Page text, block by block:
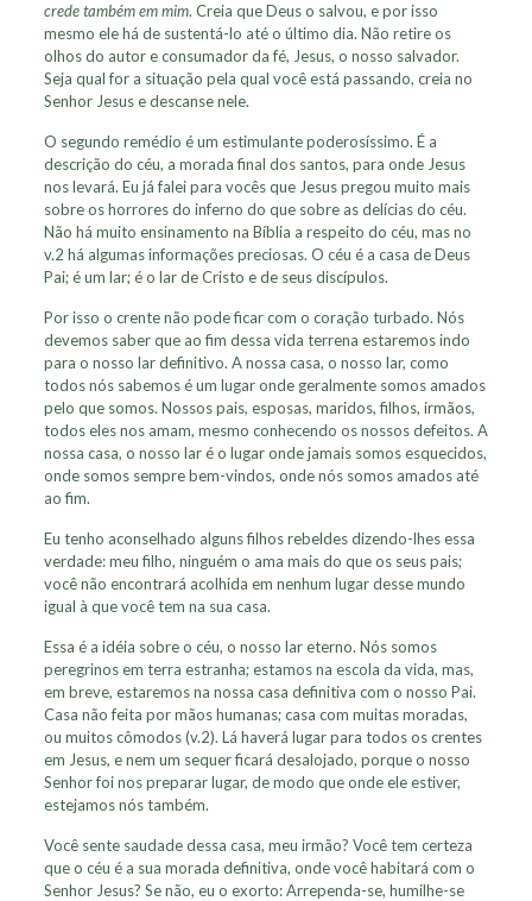
crede também em mim. Creia que Deus o salvou, e por isso
mesmo ele há de sustentá-lo até o último dia. Não retire os
olhos do autor e consumador da fé, Jesus, o nosso salvador.
Seja qual for a situação pela qual você está passando, creia no
Senhor Jesus e descanse nele.
O segundo remédio é um estimulante poderosíssimo. É a
descrição do céu, a morada final dos santos, para onde Jesus
nos levará. Eu já falei para vocês que Jesus pregou muito mais
sobre os horrores do inferno do que sobre as delícias do céu.
Não há muito ensinamento na Bíblia a respeito do céu, mas no
v.2 há algumas informações preciosas. O céu é a casa de Deus
Pai; é um lar; é o lar de Cristo e de seus discípulos.
Por isso o crente não pode ficar com o coração turbado. Nós
devemos saber que ao fim dessa vida terrena estaremos indo
para o nosso lar definitivo. A nossa casa, o nosso lar, como
todos nós sabemos é um lugar onde geralmente somos amados
pelo que somos. Nossos pais, esposas, maridos, filhos, irmãos,
todos eles nos amam, mesmo conhecendo os nossos defeitos. A
nossa casa, o nosso lar é o lugar onde jamais somos esquecidos,
onde somos sempre bem-vindos, onde nós somos amados até
ao fim.
Eu tenho aconselhado alguns filhos rebeldes dizendo-lhes essa
verdade: meu filho, ninguém o ama mais do que os seus pais;
você não encontrará acolhida em nenhum lugar desse mundo
igual à que você tem na sua casa.
Essa é a idéia sobre o céu, o nosso lar eterno. Nós somos
peregrinos em terra estranha; estamos na escola da vida, mas,
em breve, estaremos na nossa casa definitiva com o nosso Pai.
Casa não feita por mãos humanas; casa com muitas moradas,
ou muitos cômodos (v.2). Lá haverá lugar para todos os crentes
em Jesus, e nem um sequer ficará desalojado, porque o nosso
Senhor foi nos preparar lugar, de modo que onde ele estiver,
estejamos nós também.
Você sente saudade dessa casa, meu irmão? Você tem certeza
que o céu é a sua morada definitiva, onde você habitará com o
Senhor Jesus? Se não, eu o exorto: Arrependa-se, humilhe-se